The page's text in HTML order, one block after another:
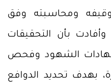
ومحاسبته وفق
بأن التحقيقات
الشهود وفحص
بهدف تحديد الدوافع